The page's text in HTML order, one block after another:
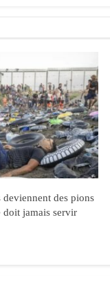
des pions
doit jamais servir